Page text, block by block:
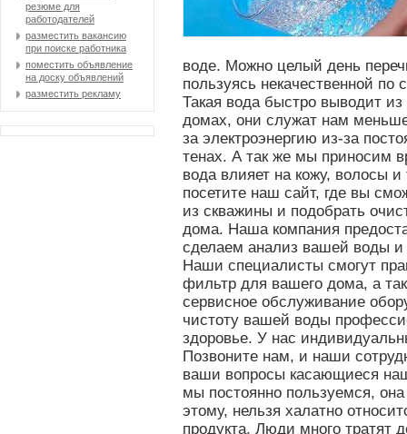
резюме для
работодателей
разместить вакансию
при поиске работника
поместить объявление
на доску объявлений
разместить рекламу
воде. Можно целый день
пользуясь некачественной
Такая вода быстро выводит
домах, они служат нам
за электроэнергию из-за
тенах. А так же мы приносим
вода влияет на кожу, волосы
посетите наш сайт, где вы
из скважины и подобрать
дома. Наша компания
сделаем анализ вашей воды
Наши специалисты смогут
фильтр для вашего дома, а
сервисное обслуживание
чистоту вашей воды
здоровье. У нас
Позвоните нам, и наши
ваши вопросы касающиеся
мы постоянно пользуемся,
этому, нельзя халатно
продукта. Люди много тратят